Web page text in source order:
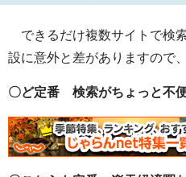
できるだけ複数サイトで検
設に意外と差がありますので
〇ど定番 検索がちょっと不